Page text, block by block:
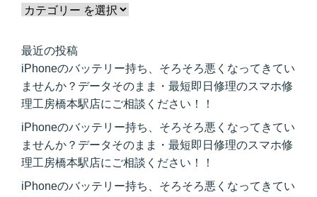
最近の投稿
iPhoneのバッテリー持ち、そろそろ悪くなってきてい
ませんか？データそのまま・最短即日修理のスマホ修
理工房橋本駅店にご相談ください！！
iPhoneのバッテリー持ち、そろそろ悪くなってきてい
ませんか？データそのまま・最短即日修理のスマホ修
理工房橋本駅店にご相談ください！！
iPhoneのバッテリー持ち、そろそろ悪くなってきてい